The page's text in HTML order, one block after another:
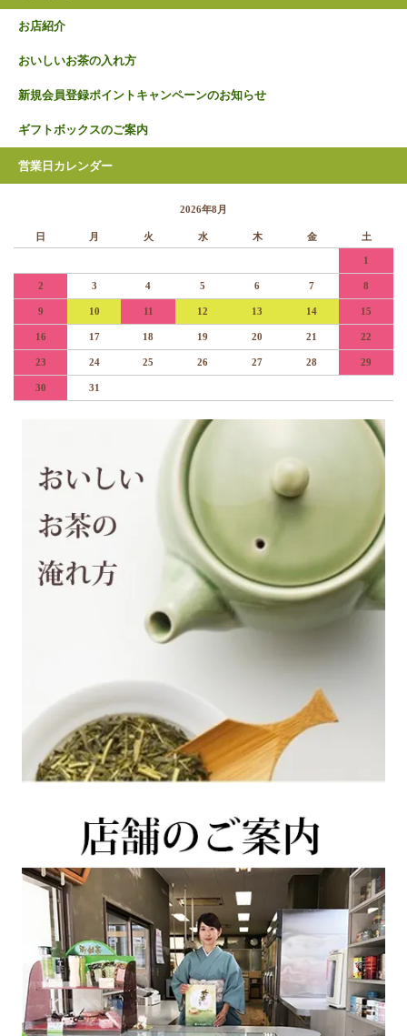
お店紹介
おいしいお茶の入れ方
新規会員登録ポイントキャンペーンのお知らせ
ギフトボックスのご案内
営業日カレンダー
2026年8月
日 月 火 水 木 金 土
1
2 3 4 5 6 7 8
9 10 11 12 13 14 15
16 17 18 19 20 21 22
23 24 25 26 27 28 29
30 31